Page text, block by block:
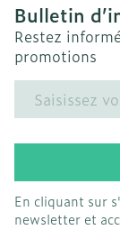
Bulletin
Restez
promotions
Adresse mail
En cliquant sur
newsletter et